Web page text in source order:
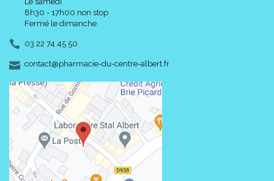
MISE EN PLACE
intervention afin de garantir son efficacité.
afin de contrôler le bon positionnement du vêtement sans
risque pour le patient.
Précautions d' emploi :
Tous les vêtements compressifs CERECARE® sont
monopatients.
8h30 - 17h00 non stop
Fermé le dimanche
03 22 74 45 50
contact-
@-
pharmacie-du-centre-albert.fr